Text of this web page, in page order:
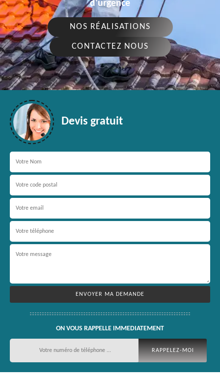
d'urgence
NOS RÉALISATIONS
CONTACTEZ NOUS
Devis gratuit
ON VOUS RAPPELLE IMMEDIATEMENT